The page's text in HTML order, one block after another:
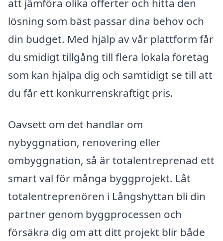
lösning som bäst passar dina behov och
din budget. Med hjälp av vår plattform får
du smidigt tillgång till flera lokala företag
som kan hjälpa dig och samtidigt se till att
du får ett konkurrenskraftigt pris.
Oavsett om det handlar om
nybyggnation, renovering eller
ombyggnation, så är totalentreprenad ett
smart val för många byggprojekt. Låt
totalentreprenören i Långshyttan bli din
partner genom byggprocessen och
försäkra dig om att ditt projekt blir både